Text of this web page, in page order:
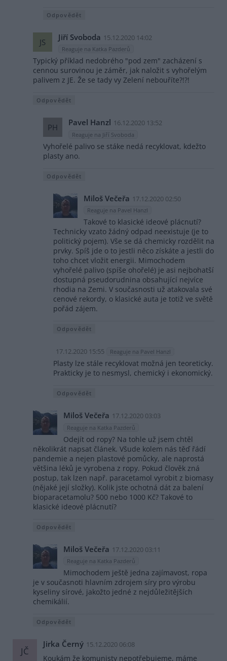
Odpovědět
JS Jiří Svoboda 15.12.2020 14:02
Reaguje na Katka Pazderů
Typický příklad nedobrého "pod zem" zacházení s
cennou surovinou je záměr, jak naložit s vyhořelým
palivem z JE. Že se tady vy Zelení nebouříte?!?!
Odpovědět
PH Pavel Hanzl 16.12.2020 13:52
Reaguje na Jiří Svoboda
Vyhořelé palivo se stáke nedá recyklovat, kdežto
plasty ano.
Odpovědět
Miloš Večeřa 17.12.2020 02:50
Reaguje na Pavel Hanzl
Takové to klasické ideové plácnutí?
Technicky vzato žádný odpad neexistuje (je to
politický pojem). Vše se dá chemicky rozdělit na
prvky. Spíš jde o to jestli něco získáte a jestli do
toho chcet vložit energii. Mimochodem
vyhořelé palivo (spíše ohořelé) je asi nejbohatší
dostupná pseudorudnina obsahující nejvíce
rhodia na Zemi. V současnosti už atakovala své
cenové rekordy, o klasické auta je totiž ve světě
pořád zájem.
Odpovědět
17.12.2020 15:55 Reaguje na Pavel Hanzl
Plasty lze stále recyklovat možná jen teoreticky.
Prakticky je to nesmysl, chemický i ekonomický.
Odpovědět
Miloš Večeřa 17.12.2020 03:03
Reaguje na Katka Pazderů
Odejít od ropy? Na tohle už jsem chtěl
několikrát napsat článek. Všude kolem nás těď řádí
pandemie a nejen plastové pomůcky, ale naprostá
většina léků je vyrobena z ropy. Pokud člověk zná
postup, tak lzen např. paracetamol vyrobit z biomasy
(nějaké její složky). Kolik jste ochotná dát za balení
bioparacetamolu? 500 nebo 1000 Kč? Takové to
klasické ideové plácnutí?
Odpovědět
Miloš Večeřa 17.12.2020 03:11
Reaguje na Katka Pazderů
Mimochodem ještě jedna zajímavost, ropa
je v současnoti hlavním zdrojem síry pro výrobu
kyseliny sírové, jakožto jedné z nejdůležitějších
chemikálií.
Odpovědět
JČ
Jirka Černý 15.12.2020 06:08
Koukám že komunisty nepotřebujeme, máme